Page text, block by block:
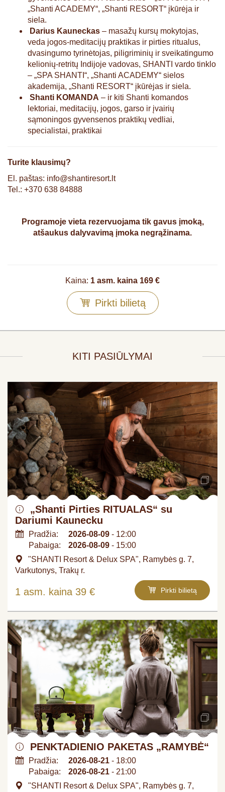
„Shanti ACADEMY“, „Shanti RESORT“ įkūrėja ir
siela.
Darius Kauneckas – masažų kursų mokytojas,
veda jogos-meditacijų praktikas ir pirties ritualus,
dvasingumo tyrinėtojas, piligriminių ir sveikatingumo
kelionių-retritų Indijoje vadovas, SHANTI vardo tinklo
– „SPA SHANTI“, „Shanti ACADEMY“ sielos
akademija, „Shanti RESORT“ įkūrėjas ir siela.
Shanti KOMANDA – ir kiti Shanti komandos
lektoriai, meditacijų, jogos, garso ir įvairių
sąmoningos gyvensenos praktikų vedliai,
specialistai, praktikai
Turite klausimų?
El. paštas: info@shantiresort.lt
Tel.: +370 638 84888
Programoje vieta rezervuojama tik gavus įmoką,
atšaukus dalyvavimą įmoka negrąžinama.
Kaina: 1 asm. kaina 169 €
Pirkti bilietą
KITI PASIŪLYMAI
„Shanti Pirties RITUALAS“ su
Dariumi Kaunecku
Pradžia: 2026-08-09 - 12:00
Pabaiga:
2026-08-09 - 15:00
"SHANTI Resort & Delux SPA", Ramybės g. 7,
Varkutonys, Trakų r.
1 asm. kaina 39 € Pirkti bilietą
PENKTADIENIO PAKETAS „RAMYBĖ“
Pradžia: 2026-08-21 - 18:00
Pabaiga:
2026-08-21 - 21:00
"SHANTI Resort & Delux SPA", Ramybės g. 7,